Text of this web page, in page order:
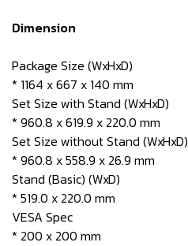
Dimension
Package Size (WxHxD)
* 1164 x 667 x 140 mm
Set Size with Stand (WxHxD)
* 960.8 x 619.9 x 220.0 mm
Set Size without Stand (WxHxD)
* 960.8 x 558.9 x 26.9 mm
Stand (Basic) (WxD)
* 519.0 x 220.0 mm
VESA Spec
* 200 x 200 mm